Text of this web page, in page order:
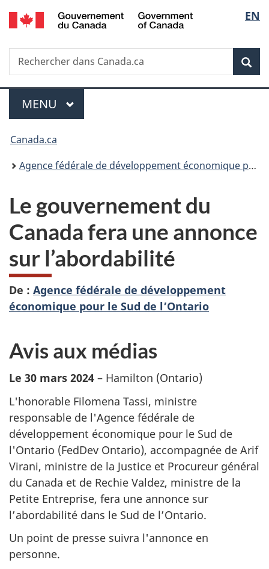
Passer
au
principal
Passer
à
Au
du
Passer
à
version
simplifiée
de
la
EN
Recherche
Rechercher
dans
Menu
MENU PRINCIPAL
Vous
êtes
Canada.ca
Agence fédérale de développement économique pour le Sud de l’Ontario
Le gouvernement du
Canada fera une annonce
sur l’abordabilité
De : Agence fédérale de développement
économique pour le Sud de l’Ontario
Avis aux médias
Le 30 mars 2024 – Hamilton (Ontario)
L'honorable Filomena Tassi, ministre
responsable de l'Agence fédérale de
développement économique pour le Sud de
l'Ontario (FedDev Ontario), accompagnée de Arif
Virani, ministre de la Justice et Procureur général
du Canada et de Rechie Valdez, ministre de la
Petite Entreprise, fera une annonce sur
l’abordabilité dans le Sud de l’Ontario.
Un point de presse suivra l'annonce en
personne.